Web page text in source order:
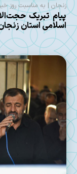
زنجان | به مناسبت روز
پیام تبریک
اسلامی استان